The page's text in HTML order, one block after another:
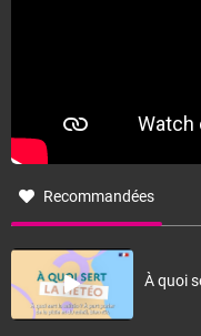
Recommandées
À quoi